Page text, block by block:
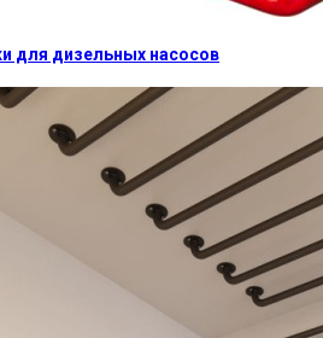
для дизельных насосов